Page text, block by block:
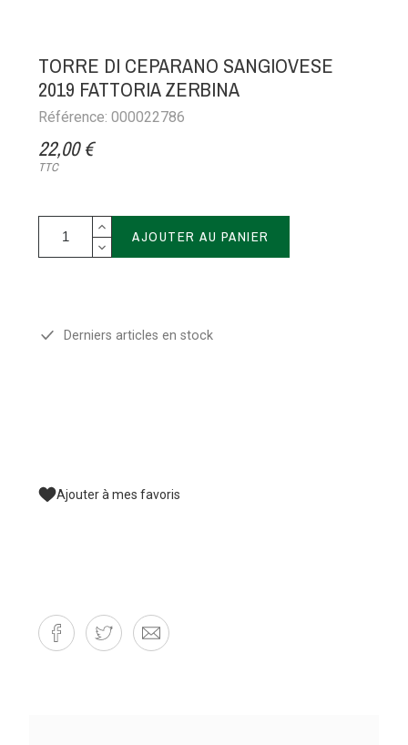
TORRE DI CEPARANO SANGIOVESE
2019 FATTORIA ZERBINA
Référence: 000022786
22,00 €
TTC
AJOUTER AU PANIER
Derniers articles en stock
Ajouter à mes favoris